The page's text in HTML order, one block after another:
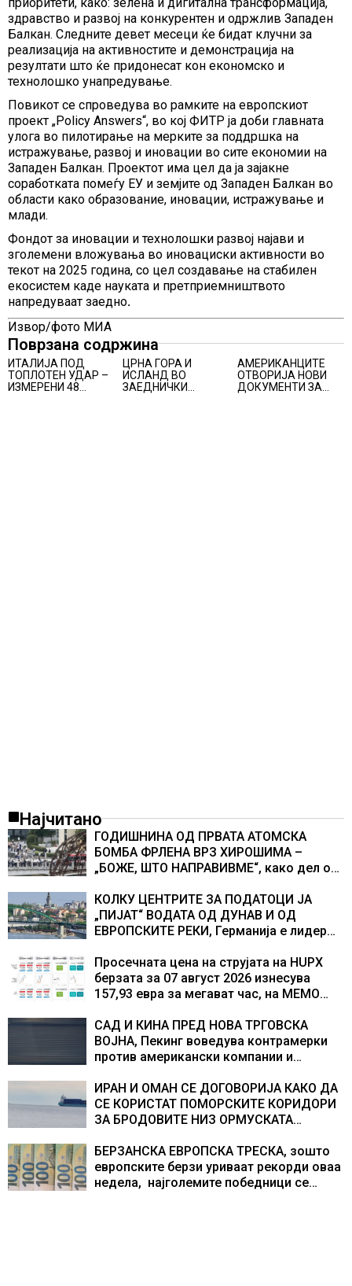
здравство и развој на конкурентен и одржлив Западен
Балкан. Следните девет месеци ќе бидат клучни за
реализација на активностите и демонстрација на
резултати што ќе придонесат кон економско и
технолошко унапредување.
Повикот се спроведува во рамките на европскиот
проект „Policy Answers“, во кој ФИТР ја доби главната
улога во пилотирање на мерките за поддршка на
истражување, развој и иновации во сите економии на
Западен Балкан. Проектот има цел да ја зајакне
соработката помеѓу ЕУ и земјите од Западен Балкан во
области како образование, иновации, истражување и
млади.
Фондот за иновации и технолошки развој најави и
зголемени вложувања во иновациски активности во
текот на 2025 година, со цел создавање на стабилен
екосистем каде науката и претприемништвото
напредуваат заедно.
Извор/фото МИА
Поврзана содржина
ИТАЛИЈА ПОД
ТОПЛОТЕН УДАР –
ИЗМЕРЕНИ 48
ЦРНА ГОРА И
ИСЛАНД ВО
ЗАЕДНИЧКИ
АМЕРИКАНЦИТЕ
ОТВОРИЈА НОВИ
ДОКУМЕНТИ ЗА
Најчитано
ГОДИШНИНА ОД ПРВАТА АТОМСКА
БОМБА ФРЛЕНА ВРЗ ХИРОШИМА –
„БОЖЕ, ШТО НАПРАВИВМЕ“, како дел од
учесниците во бомбардирањето го
доживуваа овој настан што го промени
текот на историјата
КОЛКУ ЦЕНТРИТЕ ЗА ПОДАТОЦИ ЈА
„ПИЈАТ“ ВОДАТА ОД ДУНАВ И ОД
ЕВРОПСКИТЕ РЕКИ, Германија е лидер
центри за податоци
Просечната цена на струјата на HUPX
берзата за 07 август 2026 изнесува
157,93 евра за мегават час, на МЕМО
САД И КИНА ПРЕД НОВА ТРГОВСКА
ВОЈНА, Пекинг воведува контрамерки
против американски компании и
ИРАН И ОМАН СЕ ДОГОВОРИЈА КАКО ДА
СЕ КОРИСТАТ ПОМОРСКИТЕ КОРИДОРИ
ЗА БРОДОВИТЕ НИЗ ОРМУСКАТА
БЕРЗАНСКА ЕВРОПСКА ТРЕСКА, зошто
европските берзи уриваат рекорди оваа
недела, најголемите победници се